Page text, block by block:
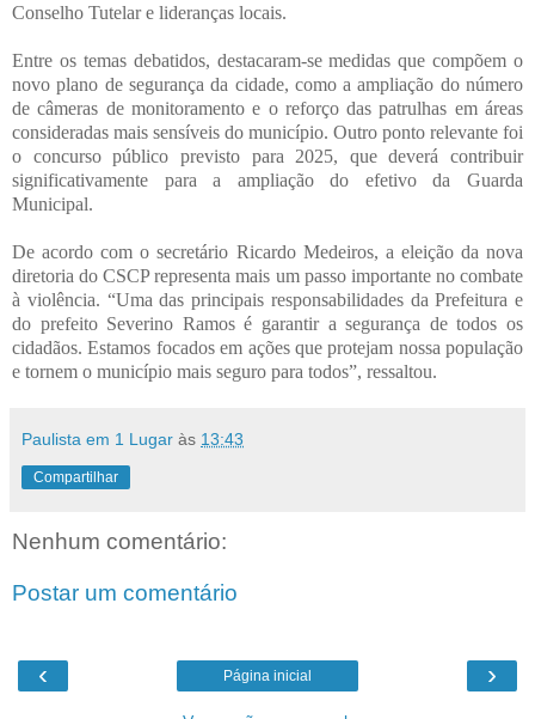
Conselho Tutelar e lideranças locais.
Entre os temas debatidos, destacaram-se medidas que compõem o
novo plano de segurança da cidade, como a ampliação do número
de câmeras de monitoramento e o reforço das patrulhas em áreas
consideradas mais sensíveis do município. Outro ponto relevante foi
o concurso público previsto para 2025, que deverá contribuir
significativamente para a ampliação do efetivo da Guarda
Municipal.
De acordo com o secretário Ricardo Medeiros, a eleição da nova
diretoria do CSCP representa mais um passo importante no combate
à violência. “Uma das principais responsabilidades da Prefeitura e
do prefeito Severino Ramos é garantir a segurança de todos os
cidadãos. Estamos focados em ações que protejam nossa população
e tornem o município mais seguro para todos”, ressaltou.
Paulista em 1 Lugar às 13:43
Compartilhar
Nenhum comentário:
Postar um comentário
‹ ›
Página inicial